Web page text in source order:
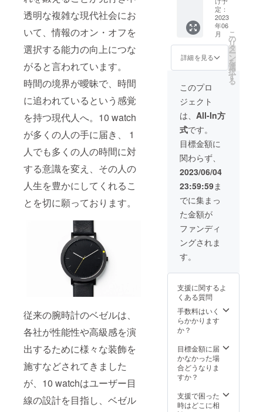
透明な複雑な現代社会にお
いて、情報のオン・オフを
選択する能力の向上につな
がると言われています。
時間の境界が曖昧で、時間
に追われているという感覚
を持つ現代人へ。10 watch
が多くの人の手に届き、 1
人でも多くの人の時間に対
する意識を変え、その人の
人生を豊かにしてくれるこ
とを切に願っております。
従来の腕時計のベゼルは、
各社が性能性や高級感を演
出するために様々な装飾を
施すなどされてきました
が、10 watchはユーザー目
線の設計を目指し、ベゼル
格で
す。 ※
割引率
は販売
予定価
料を含
む合計
対する
もので
す。
状況、
使用部
材の供
給状
況、製
造工程
より出
が遅れ
る場合
があり
ます。
※価格に
ついて
は税込
＋送料
格で
す。 ※
割引率
は販売
予定価
格に送
料を含
対する
もので
す。
ウォッ
BOX（
定価
2,000円
デザイ
ン・仕
様は変
更にな
る可能
性もご
ざいま
す。ご
了承く
ださ
い。 ※
ご注文
状況、
使用部
材の供
給状
況、製
造工程
より出
荷時期
が遅れ
る場合
があり
ます。
は税込
＋送料
込の価
割引率
は販売
限定 ・
watch
のモデ
ル
001〈B
LACK ×
yellow
〉×1点
［一般
販売予
定価格
23,540
円(税
込・送
料込み)
の30％
割引］
・オリ
ジナル
の
ウォッ
チ
BOX（
定価
2,000円
デザイ
様は変
更にな
る可能
性もご
ざいま
了承く
ださ
い。 ※
ご注文
使用部
材の供
定：
2023
年06
月
詳細を見る
こ
の
リ
タ
ー
ン
を
選
択
す
る
このプロ
ジェクト
は、 All-In方
式です。
目標金額に
関わらず、
2023/06/04
23:59:59ま
でに集まっ
た金額が
ファンディ
ングされま
す。
支援に関するよ
くある質問
手数料はいく
らかかります
か？
目標金額に届
かなかった場
合どうなりま
すか？
支援で困った
時はどこに相